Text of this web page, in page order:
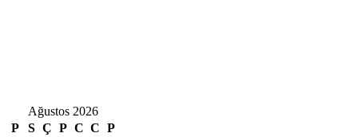
Ağustos 2026
P
S Ç P C C P